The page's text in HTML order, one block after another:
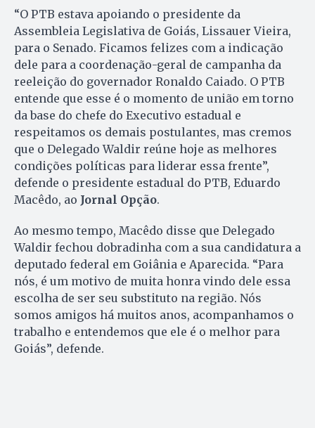
“O PTB estava apoiando o presidente da
Assembleia Legislativa de Goiás, Lissauer Vieira,
para o Senado. Ficamos felizes com a indicação
dele para a coordenação-geral de campanha da
reeleição do governador Ronaldo Caiado. O PTB
entende que esse é o momento de união em torno
da base do chefe do Executivo estadual e
respeitamos os demais postulantes, mas cremos
que o Delegado Waldir reúne hoje as melhores
condições políticas para liderar essa frente”,
defende o presidente estadual do PTB, Eduardo
Macêdo, ao Jornal Opção.
Ao mesmo tempo, Macêdo disse que Delegado
Waldir fechou dobradinha com a sua candidatura a
deputado federal em Goiânia e Aparecida. “Para
nós, é um motivo de muita honra vindo dele essa
escolha de ser seu substituto na região. Nós
somos amigos há muitos anos, acompanhamos o
trabalho e entendemos que ele é o melhor para
Goiás”, defende.